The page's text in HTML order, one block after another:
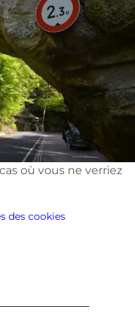
où vous ne verriez
des cookies